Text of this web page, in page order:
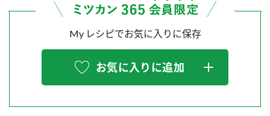
炊き込みご飯の素 米飯用調味液
Fibee
三ツ判山吹
スペシャルサイト
お酢を知ろう！
すしラボ
MIM（ミツカンミュージアム）
お客様の声をいかしました
販売終了製品のご案内
よくあるご質問
My レシピでお気に入りに保存
お気に入りに追加